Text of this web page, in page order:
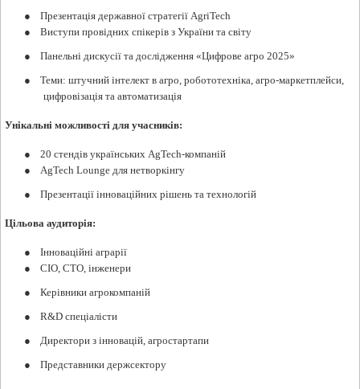
●
Презентація державної стратегії AgriTech
●
Виступи провідних спікерів з України та світу
●
Панельні дискусії та дослідження «Цифрове агро 2025»
●
Теми: штучний інтелект в агро, робототехніка, агро-маркетплейси,
цифровізація та автоматизація​
Унікальні можливості для учасників:
●
20 стендів українських AgTech-компаній
●
AgTech Lounge для нетворкінгу
●
Презентації інноваційних рішень та технологій​
Цільова аудиторія:
●
Інноваційні аграрії
●
CIO, CTO, інженери
●
Керівники агрокомпаній
●
R&D спеціалісти
●
Директори з інновацій, агростартапи
●
Представники держсектору​